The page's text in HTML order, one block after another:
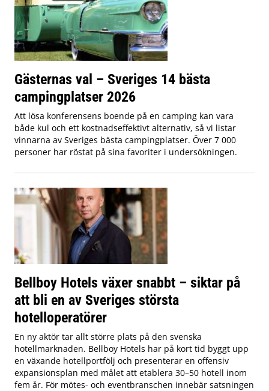
Gästernas val – Sveriges 14 bästa
campingplatser 2026
Att lösa konferensens boende på en camping kan vara
både kul och ett kostnadseffektivt alternativ, så vi listar
vinnarna av Sveriges bästa campingplatser. Över 7 000
personer har röstat på sina favoriter i undersökningen.
Bellboy Hotels växer snabbt – siktar på
att bli en av Sveriges största
hotelloperatörer
En ny aktör tar allt större plats på den svenska
hotellmarknaden. Bellboy Hotels har på kort tid byggt upp
en växande hotellportfölj och presenterar en offensiv
expansionsplan med målet att etablera 30–50 hotell inom
fem år. För mötes- och eventbranschen innebär satsningen